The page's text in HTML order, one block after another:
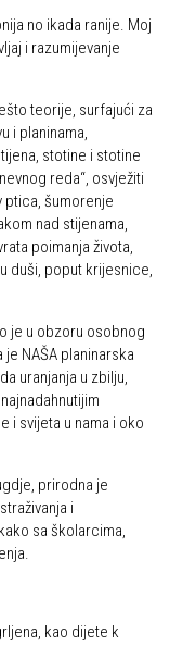
no ikada ranije. Moj
i razumijevanje
teorije, surfajući za
i planinama,
stotine i stotine
reda“, osvježiti
ptica, šumorenje
nad stijenama,
poimanja života,
duši, poput krijesnice,
je u obzoru osobnog
NAŠA planinarska
uranjanja u zbilju,
i svijeta u nama i oko
prirodna je
i
sa školarcima,
kao dijete k